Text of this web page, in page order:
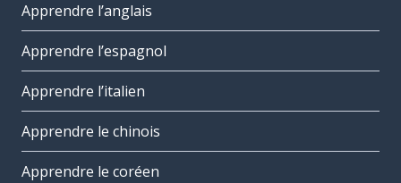
Apprendre l’anglais
Apprendre l’espagnol
Apprendre l’italien
Apprendre le chinois
Apprendre le coréen